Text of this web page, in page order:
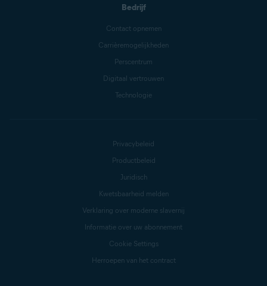
Bedrijf
Contact opnemen
Carrièremogelijkheden
Perscentrum
Digitaal vertrouwen
Technologie
Privacybeleid
Productbeleid
Juridisch
Kwetsbaarheid melden
Verklaring over moderne slavernij
Informatie over uw abonnement
Cookie Settings
Herroepen van het contract